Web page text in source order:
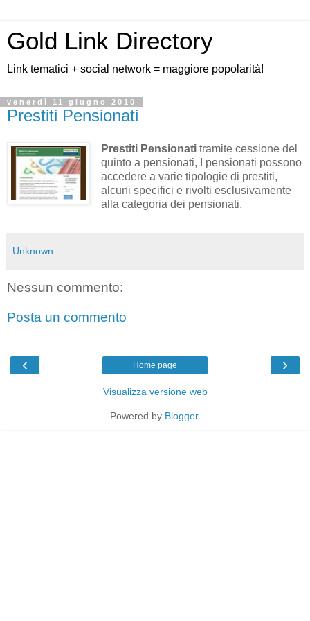
Gold Link Directory
Link tematici + social network = maggiore popolarità!
venerdì 11 giugno 2010
Prestiti Pensionati
Prestiti Pensionatitramite cessione del
quinto a pensionati, I pensionati possono
accedere a varie tipologie di prestiti,
alcuni specifici e rivolti esclusivamente
alla categoria dei pensionati.
Unknown
Nessun commento:
Posta un commento
‹ ›
Home page
Visualizza versione web
Powered by Blogger.